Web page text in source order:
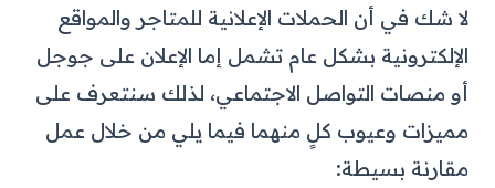
لا شك في أن الحملات الإعلانية للمتاجر والمواقع
الإلكترونية بشكل عام تشمل إما الإعلان على جوجل
أو منصات التواصل الاجتماعي، لذلك سنتعرف على
مميزات وعيوب كلٍ منهما فيما يلي من خلال عمل
مقارنة بسيطة: